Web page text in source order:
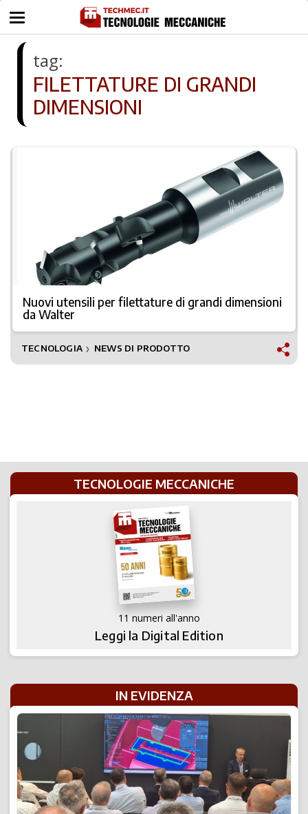
tag:
FILETTATURE DI GRANDI
DIMENSIONI
Nuovi utensili per filettature di grandi dimensioni
da Walter
TECNOLOGIA ❯ NEWS DI PRODOTTO
TECNOLOGIE MECCANICHE
11 numeri all'anno
Leggi la Digital Edition
IN EVIDENZA